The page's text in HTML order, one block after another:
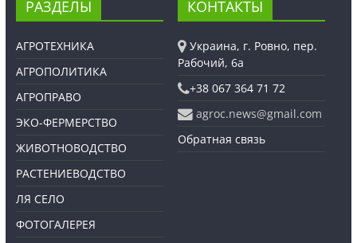
РАЗДЕЛЫ
АГРОТЕХНИКА
АГРОПОЛИТИКА
АГРОПРАВО
ЭКО-ФЕРМЕРСТВО
ЖИВОТНОВОДСТВО
РАСТЕНИЕВОДСТВО
ЛЯ СЕЛО
ФОТОГАЛЕРЕЯ
КОНТАКТЫ
Украина, г. Ровно, пер.
Рабочий, 6а
+38 067 364 71 72
agroc.news@gmail.com
Обратная связь